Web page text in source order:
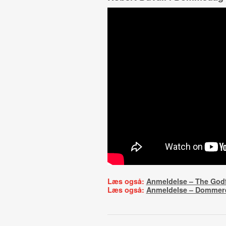
Læs også: Anmeldelse – The
Læs også: Anmeldelse –